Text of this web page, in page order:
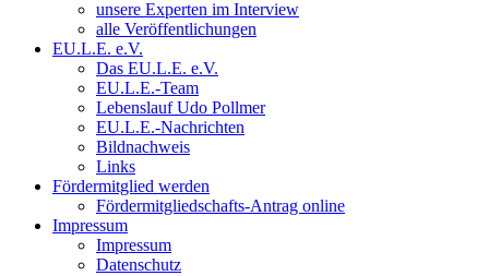
unsere Experten im Interview
alle Veröffentlichungen
EU.L.E. e.V.
Das EU.L.E. e.V.
EU.L.E.-Team
Lebenslauf Udo Pollmer
EU.L.E.-Nachrichten
Bildnachweis
Links
Fördermitglied werden
Fördermitgliedschafts-Antrag online
Impressum
Impressum
Datenschutz